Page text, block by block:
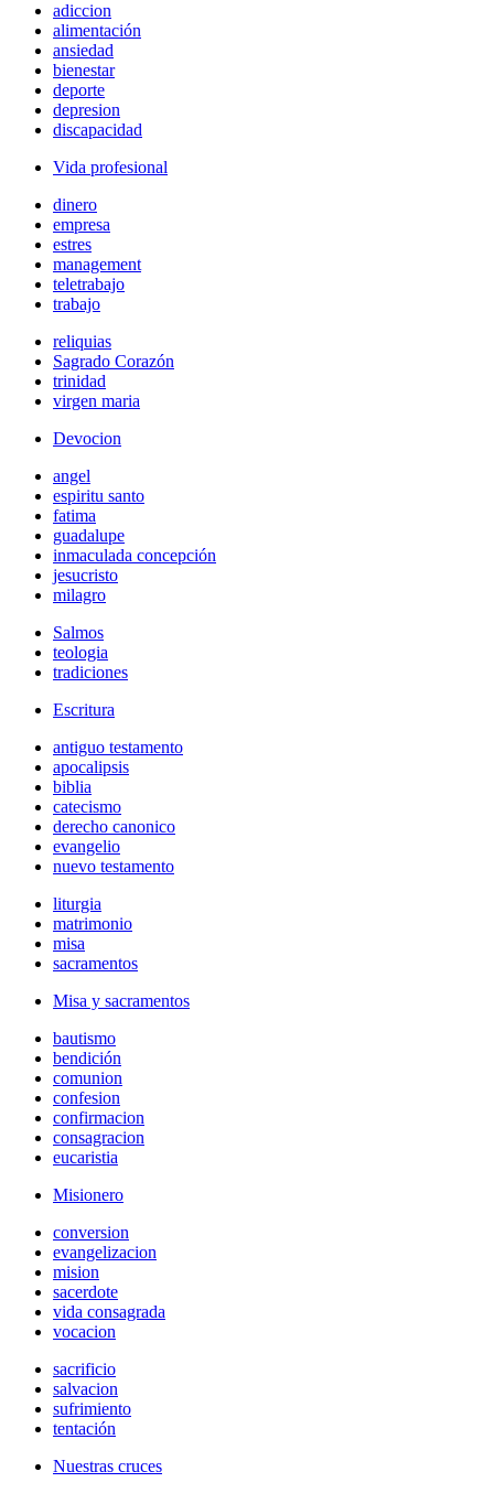
adiccion
alimentación
ansiedad
bienestar
deporte
depresion
discapacidad
Vida profesional
dinero
empresa
estres
management
teletrabajo
trabajo
reliquias
Sagrado Corazón
trinidad
virgen maria
Devocion
angel
espiritu santo
fatima
guadalupe
inmaculada concepción
jesucristo
milagro
Salmos
teologia
tradiciones
Escritura
antiguo testamento
apocalipsis
biblia
catecismo
derecho canonico
evangelio
nuevo testamento
liturgia
matrimonio
misa
sacramentos
Misa y sacramentos
bautismo
bendición
comunion
confesion
confirmacion
consagracion
eucaristia
Misionero
conversion
evangelizacion
mision
sacerdote
vida consagrada
vocacion
sacrificio
salvacion
sufrimiento
tentación
Nuestras cruces